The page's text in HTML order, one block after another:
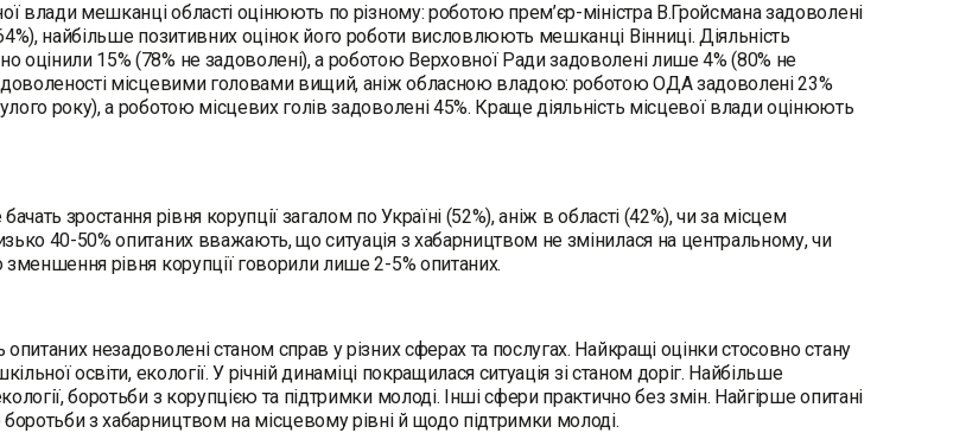
влади мешканці області оцінюють по різному: роботою прем’єр-міністра В.Гройсмана задоволені
найбільше позитивних оцінок його роботи висловлюють мешканці Вінниці. Діяльність
оцінили 15% (78% не задоволені), а роботою Верховної Ради задоволені лише 4% (80% не
місцевими головами вищий, аніж обласною владою: роботою ОДА задоволені 23%
року), а роботою місцевих голів задоволені 45%. Краще діяльність місцевої влади оцінюють
зростання рівня корупції загалом по Україні (52%), аніж в області (42%), чи за місцем
40-50% опитаних вважають, що ситуація з хабарництвом не змінилася на центральному, чи
рівня корупції говорили лише 2-5% опитаних.
незадоволені станом справ у різних сферах та послугах. Найкращі оцінки стосовно стану
освіти, екології. У річній динаміці покращилася ситуація зі станом доріг. Найбільше
боротьби з корупцією та підтримки молоді. Інші сфери практично без змін. Найгірше опитані
з хабарництвом на місцевому рівні й щодо підтримки молоді.